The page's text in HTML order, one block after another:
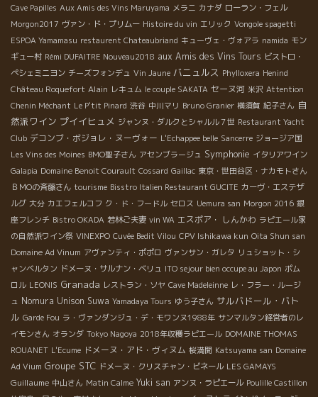
Cave Papilles Aux Amis des Vins Maruyama メラニ カナダ ローラン・フェル
Morgon2017 ヴァン・ド・プリムー Histoire du vin エリック Vongole spagetti
ESPOA Yamamasu restaurent Chateaubriand キューヴェ・ヴォアラ namida モン
ギュー村 Rémi DUFAITRE Nouveau2018 aux Amis des Vins Tours ビストロ・
ペシェミニヨン チーズフォンデュ Vin Jaune バニュルス Phylloxera Henind
Château Roquefort Alain レキュム le couple SAKATA セーヌ河 米沢 Attention
Chenin Méchant Le P'tit Pinard 渋谷 中川マリ Bruno Granier 横須賀 紀子さん 自
然派ワイン プイイヒュメ ジャンヌ・ダルクとシャルル７世 Restaurant Yacht
Club デコンブ・ボジョレ・ヌーヴォー L'Echappee belle Sancerre ジョージア国
Les Vins des Moines BMO聖子さん アセンブラージュ Symphonie イタリアワイン
Galapia Domaine Benoit Courault Cossard Gaillac 東京・世田谷区・ナカモトさん
ＢＭОの斉藤さん tourisme Bisstro Italien Restaurant GUCITE カーヴ・エステザ
ルグ 大分 カエフェルコフ ク・ド・フードル セロス Uemura san Morgon 2016 銀
座フレンチ Bistro OKADA 若林ご夫妻 vin WA エスポア・ しんかわ ラピエール家
の自然派ワイン祭 VINEXPO Cuvée Bedit Vilou CPV Ishikawa kun Oita Shun san
Domaine Ad Vinum アヴァンティ・ポポロ ヴァンサン・ガレタ リュショット・シ
ャンベルタン ドメーヌ・サルナン・ベリュ ITO sejour bien occupe au Japon ポム
ロル LEONIS Granada レストラン・ソヤ Cave Madeleinne レ・フラー・ルージ
ュ Nomura Unison Suwa Yamadaya Tours ゆう子さん サルバドール・バト
ル Garde Fou ラ・ヴァンダンジュ・デ・モワンヌ1988年 サンマルタン経営者のレ
イモンさん オランダ Tokyo Nagoya 2018年収穫ラピエール DOMAINE THOMAS
ROUANET L'Ecume ドメーヌ・アド・ヴィヌム 桜満開 Katsuyama san Domaine
Ad Vium Groupe STC ドメーヌ・クリスチャン・ビネール LES GAMAYS
Guillaume 中山さん Matin Calme Yuki san アンヌ・ラピエール Poulille Castillon